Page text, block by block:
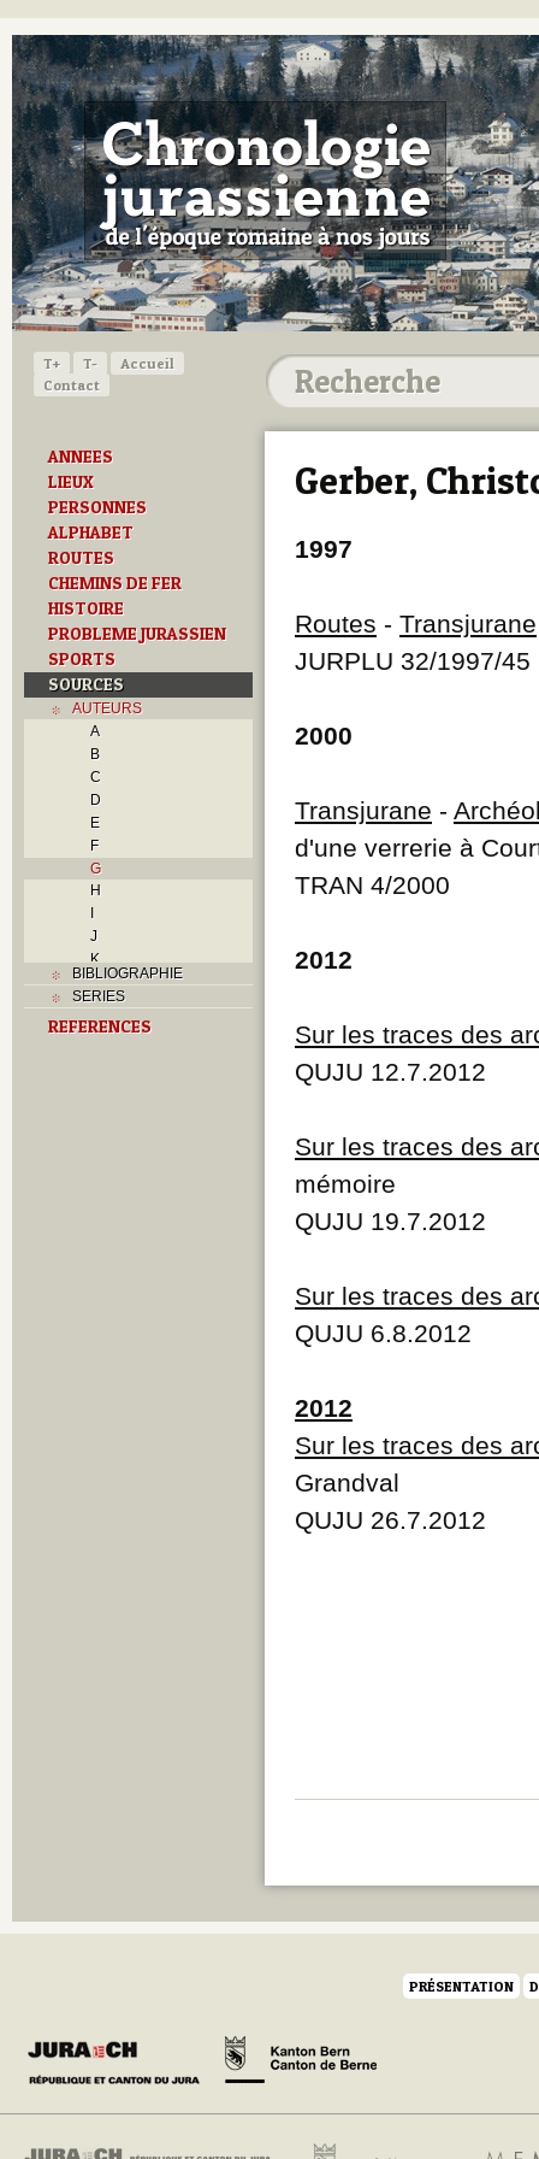
T+ T-
Accueil
Contact
ANNEES
LIEUX
PERSONNES
ALPHABET
ROUTES
CHEMINS DE FER
HISTOIRE
PROBLEME JURASSIEN
SPORTS
SOURCES
AUTEURS
A
B
C
D
E
F
G
H
I
J
K
L
M
N
BIBLIOGRAPHIE
SERIES
REFERENCES
Gerber,
1997
Routes - Transjurane
JURPLU 32/1997/45
2000
Transjurane -
d'une verrerie à
TRAN 4/2000
2012
Sur les traces des
QUJU 12.7.2012
Sur les traces des
mémoire
QUJU 19.7.2012
Sur les traces des
QUJU 6.8.2012
2012
Sur les traces des
Grandval
QUJU 26.7.2012
PRÉSENTATION